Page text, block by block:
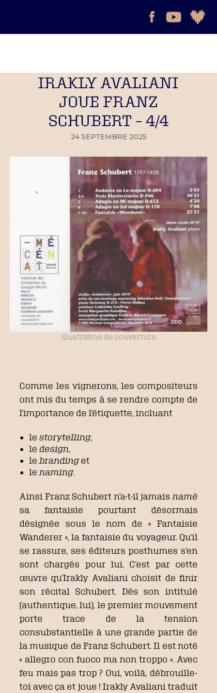
IRAKLY AVALIANI
JOUE FRANZ
SCHUBERT – 4/4
24 SEPTEMBRE 2025
Quatrième de couverture
Comme les vignerons, les compositeurs
ont mis du temps à se rendre compte de
l’importance de l’étiquette, incluant
le storytelling,
le design,
le brandinget
le naming.
Ainsi Franz Schubert n’a-t-il jamais namé
sa fantaisie pourtant désormais
désignée sous le nom de « Fantaisie
Wanderer », la fantaisie du voyageur. Qu’il
se rassure, ses éditeurs posthumes s’en
sont chargés pour lui. C’est par cette
œuvre qu’Irakly Avaliani choisit de finir
son récital Schubert. Dès son intitulé
(authentique, lui), le premier mouvement
porte trace de la tension
consubstantielle à une grande partie de
la musique de Franz Schubert. Il est noté
« allegro con fuoco ma non troppo ». Avec
feu mais pas trop ? Oui, voilà, débrouille-
toi avec ça et joue ! Irakly Avaliani traduit